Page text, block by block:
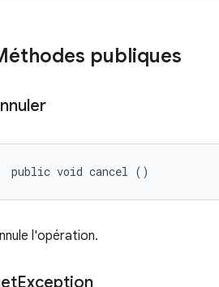
publiques
public void cancel ()
l'opération.
Exception